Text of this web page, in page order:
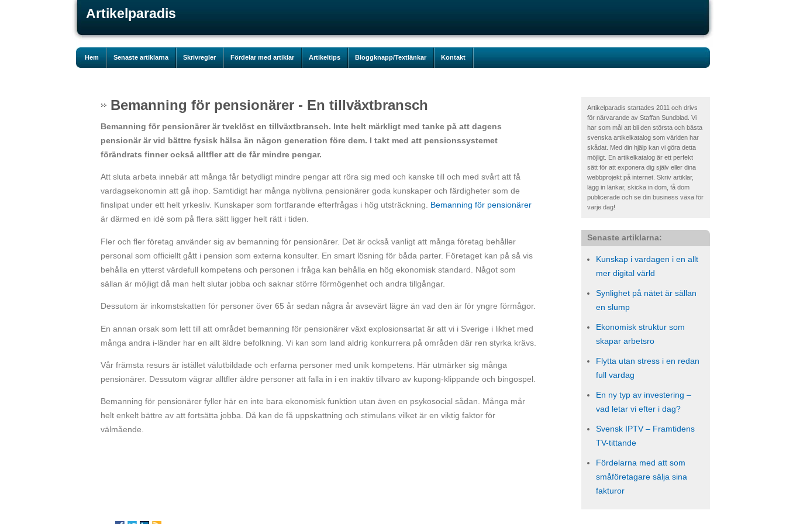
Artikelparadis
Hem Senaste artiklarna Skrivregler Fördelar med artiklar Artikeltips Bloggknapp/Textlänkar Kontakt
Artikelparadis startades 2011 och drivs
för närvarande av Staffan Sundblad. Vi
har som mål att bli den största och bästa
svenska artikelkatalog som världen har
skådat. Med din hjälp kan vi göra detta
möjligt. En artikelkatalog är ett perfekt
sätt för att exponera dig själv eller dina
webbprojekt på internet. Skriv artiklar,
lägg in länkar, skicka in dom, få dom
publicerade och se din business växa för
varje dag!
Senaste artiklarna:
Kunskap i vardagen i en allt
mer digital värld
Synlighet på nätet är sällan
en slump
Ekonomisk struktur som
skapar arbetsro
Flytta utan stress i en redan
full vardag
En ny typ av investering –
vad letar vi efter i dag?
Svensk IPTV – Framtidens
TV-tittande
Fördelarna med att som
småföretagare sälja sina
fakturor
Bemanning för pensionärer - En tillväxtbransch
Bemanning för pensionärer är tveklöst en tillväxtbransch. Inte helt märkligt med tanke på att dagens
pensionär är vid bättre fysisk hälsa än någon generation före dem. I takt med att pensionssystemet
förändrats finner också alltfler att de får mindre pengar.
Att sluta arbeta innebär att många får betydligt mindre pengar att röra sig med och kanske till och med svårt att få
vardagsekonomin att gå ihop. Samtidigt har många nyblivna pensionärer goda kunskaper och färdigheter som de
finslipat under ett helt yrkesliv. Kunskaper som fortfarande efterfrågas i hög utsträckning. Bemanning för pensionärer
är därmed en idé som på flera sätt ligger helt rätt i tiden.
Fler och fler företag använder sig av bemanning för pensionärer. Det är också vanligt att många företag behåller
personal som officiellt gått i pension som externa konsulter. En smart lösning för båda parter. Företaget kan på så vis
behålla en ytterst värdefull kompetens och personen i fråga kan behålla en hög ekonomisk standard. Något som
sällan är möjligt då man helt slutar jobba och saknar större förmögenhet och andra tillgångar.
Dessutom är inkomstskatten för personer över 65 år sedan några år avsevärt lägre än vad den är för yngre förmågor.
En annan orsak som lett till att området bemanning för pensionärer växt explosionsartat är att vi i Sverige i likhet med
många andra i-länder har en allt äldre befolkning. Vi kan som land aldrig konkurrera på områden där ren styrka krävs.
Vår främsta resurs är istället välutbildade och erfarna personer med unik kompetens. Här utmärker sig många
pensionärer. Dessutom vägrar alltfler äldre personer att falla in i en inaktiv tillvaro av kupong-klippande och bingospel.
Bemanning för pensionärer fyller här en inte bara ekonomisk funktion utan även en psykosocial sådan. Många mår
helt enkelt bättre av att fortsätta jobba. Då kan de få uppskattning och stimulans vilket är en viktig faktor för
välmående.